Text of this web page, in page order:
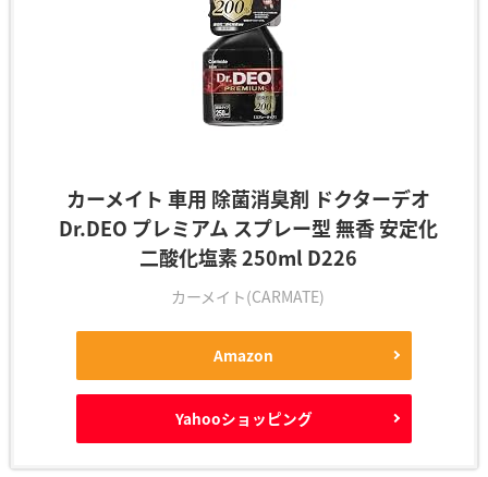
カーメイト 車用 除菌消臭剤 ドクターデオ
Dr.DEO プレミアム スプレー型 無香 安定化
二酸化塩素 250ml D226
カーメイト(CARMATE)
Amazon
Yahooショッピング